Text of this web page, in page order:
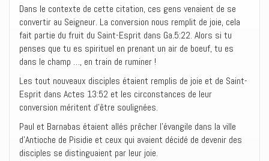
Dans le contexte de cette citation, ces gens venaient de se
convertir au Seigneur. La conversion nous remplit de joie, cela
fait partie du fruit du Saint-Esprit dans Ga.5:22. Alors si tu
penses que tu es spirituel en prenant un air de boeuf, tu es
dans le champ …, en train de ruminer !
Les tout nouveaux disciples étaient remplis de joie et de Saint-
Esprit dans Actes 13:52 et les circonstances de leur
conversion méritent d’être soulignées.
Paul et Barnabas étaient allés prêcher l’évangile dans la ville
d’Antioche de Pisidie et ceux qui avaient décidé de devenir des
disciples se distinguaient par leur joie.